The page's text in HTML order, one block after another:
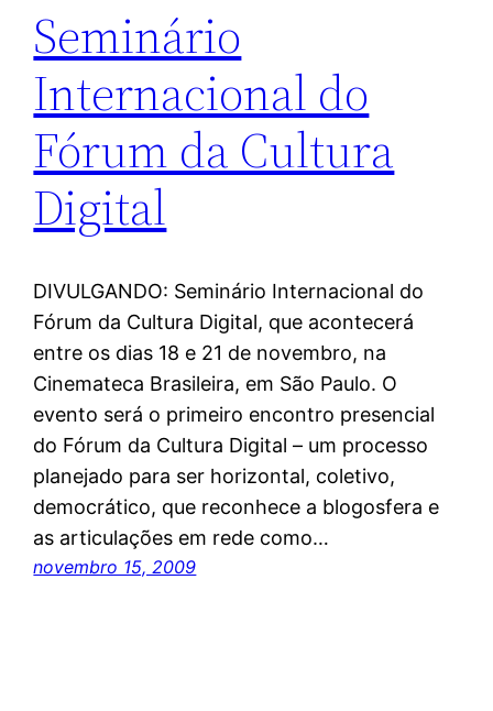
Seminário
Internacional do
Fórum da Cultura
Digital
DIVULGANDO: Seminário Internacional do
Fórum da Cultura Digital, que acontecerá
entre os dias 18 e 21 de novembro, na
Cinemateca Brasileira, em São Paulo. O
evento será o primeiro encontro presencial
do Fórum da Cultura Digital – um processo
planejado para ser horizontal, coletivo,
democrático, que reconhece a blogosfera e
as articulações em rede como…
novembro 15, 2009